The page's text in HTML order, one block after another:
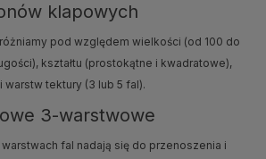
klapowych
pod względem wielkości (od 100 do
kształtu (prostokątne i kwadratowe),
tektury (3 lub 5 fal).
3-warstwowe
fal nadają się do przenoszenia i